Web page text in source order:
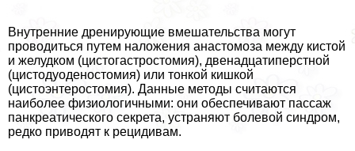
Внутренние дренирующие вмешательства могут
проводиться путем наложения анастомоза между кистой
и желудком (цистогастростомия), двенадцатиперстной
(цистодуоденостомия) или тонкой кишкой
(цистоэнтеростомия). Данные методы считаются
наиболее физиологичными: они обеспечивают пассаж
панкреатического секрета, устраняют болевой синдром,
редко приводят к рецидивам.